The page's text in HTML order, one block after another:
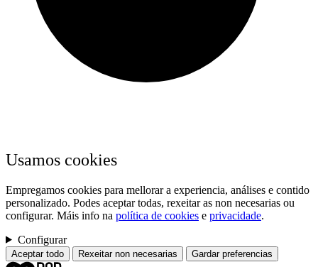
Usamos cookies
Empregamos cookies para mellorar a experiencia, análises e contido
personalizado. Podes aceptar todas, rexeitar as non necesarias ou
configurar. Máis info na política de cookies e privacidade.
Configurar
Aceptar todo Rexeitar non necesarias Gardar preferencias